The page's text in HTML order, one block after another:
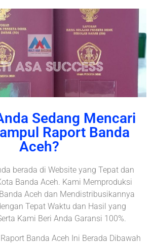
Sedang Mencari
Raport Banda
Aceh?
berada di Website yang Tepat dan
Banda Aceh. Kami Memproduksi
Aceh dan Mendistribusikannya
Tepat Waktu dan Hasil yang
Kami Beri Anda Garansi 100%.
Banda Aceh Ini Berada Dibawah